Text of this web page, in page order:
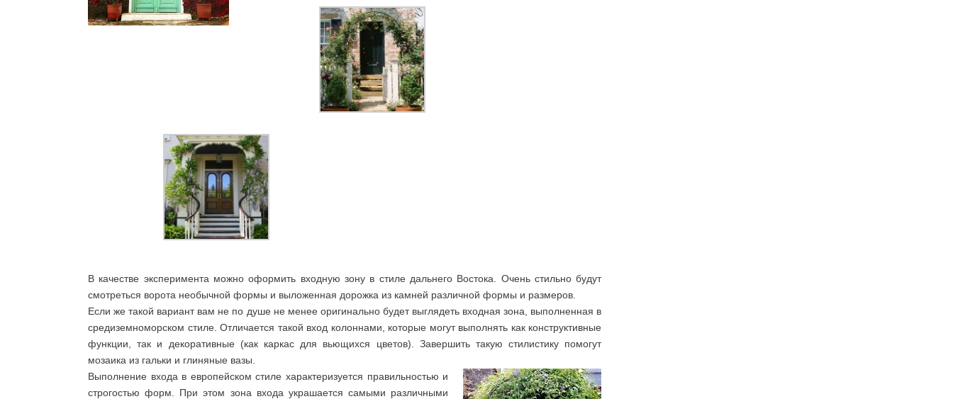
В качестве эксперимента можно оформить входную зону в стиле дальнего Востока. Очень стильно будут
смотреться ворота необычной формы и выложенная дорожка из камней различной формы и размеров.
Если же такой вариант вам не по душе не менее оригинально будет выглядеть входная зона, выполненная в
средиземноморском стиле. Отличается такой вход колоннами, которые могут выполнять как конструктивные
функции, так и декоративные (как каркас для вьющихся цветов). Завершить такую стилистику помогут
мозаика из гальки и глиняные вазы.
Выполнение входа в европейском стиле характеризуется правильностью и
строгостью форм. При этом зона входа украшается самыми различными